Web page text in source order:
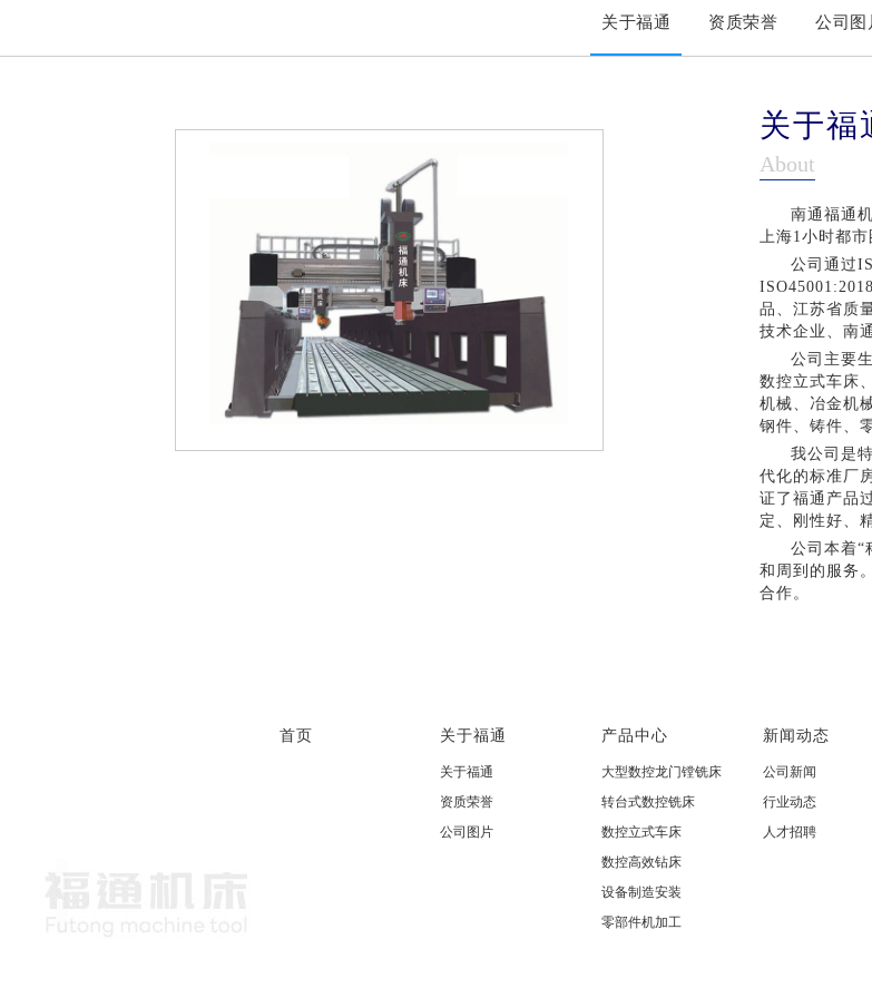
关于福通 资质荣誉 公司图
关于福
About
南通福通
上海1小时都
公司通过
品、江苏省质
技术企业、南
公司主要
数控立式车床
机械、冶金机
钢件、铸件、
我公司是
代化的标准厂
证了福通产品
定、刚性好、
公司本着“
和周到的服务
合作。
首页 关于福通
关于福通
资质荣誉
公司图片
产品中心
大型数控龙门镗铣床
转台式数控铣床
数控立式车床
数控高效钻床
设备制造安装
零部件机加工
新闻动态
公司新闻
行业动态
人才招聘